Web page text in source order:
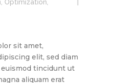
Optimization
sit amet,
elit, sed diam
tincidunt ut
aliquam erat